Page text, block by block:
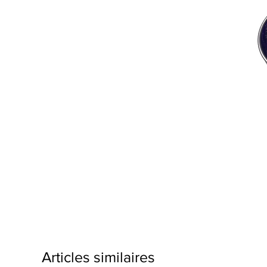
Articles similaires